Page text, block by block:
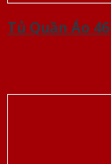
Tủ Quần Áo 46